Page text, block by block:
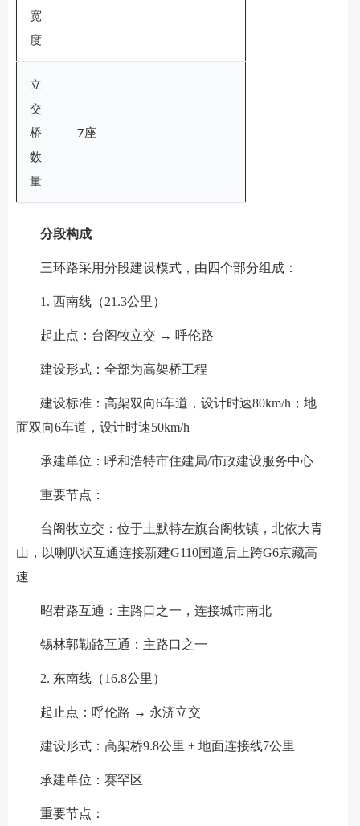
宽
度
立
交
桥
数
量
7座
分段构成
三环路采用分段建设模式，由四个部分组成：
1. 西南线（21.3公里）
起止点：台阁牧立交 → 呼伦路
建设形式：全部为高架桥工程
建设标准：高架双向6车道，设计时速80km/h；地
面双向6车道，设计时速50km/h
承建单位：呼和浩特市住建局/市政建设服务中心
重要节点：
台阁牧立交：位于土默特左旗台阁牧镇，北依大青
山，以喇叭状互通连接新建G110国道后上跨G6京藏高
速
昭君路互通：主路口之一，连接城市南北
锡林郭勒路互通：主路口之一
2. 东南线（16.8公里）
起止点：呼伦路 → 永济立交
建设形式：高架桥9.8公里 + 地面连接线7公里
承建单位：赛罕区
重要节点：